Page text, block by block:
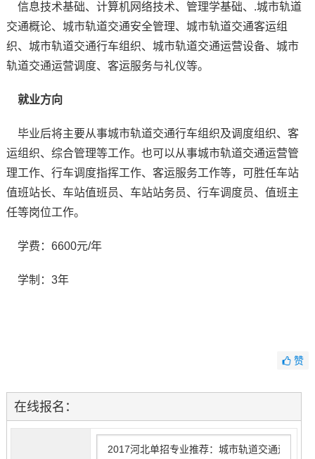
信息技术基础、计算机网络技术、管理学基础、.城市轨道
交通概论、城市轨道交通安全管理、城市轨道交通客运组
织、城市轨道交通行车组织、城市轨道交通运营设备、城市
轨道交通运营调度、客运服务与礼仪等。
就业方向
毕业后将主要从事城市轨道交通行车组织及调度组织、客
运组织、综合管理等工作。也可以从事城市轨道交通运营管
理工作、行车调度指挥工作、客运服务工作等，可胜任车站
值班站长、车站值班员、车站站务员、行车调度员、值班主
任等岗位工作。
学费：6600元/年
学制：3年
赞
在线报名：